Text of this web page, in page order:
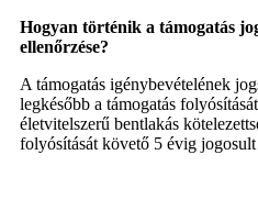
Hogyan történik a támogatás
ellenőrzése?
A támogatás igénybevételének
legkésőbb a támogatás
életvitelszerű bentlakás
folyósítását követő 5 évig